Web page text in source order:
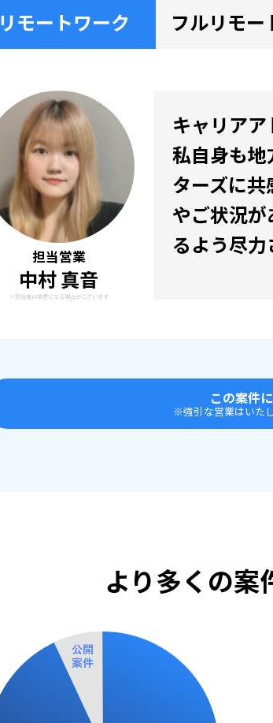
リモートワーク フルリモー
担当営業
中村 真音
※担当者は変更になる場合がございます
キャリアア
私自身も
ターズに
やご状況
るよう尽力
この案件
※強引な営業はいた
より多くの案